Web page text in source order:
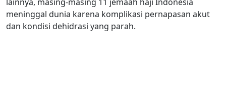
meninggal dunia karena komplikasi pernapasan akut
dan kondisi dehidrasi yang parah.